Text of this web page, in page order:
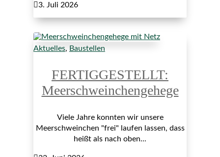
3. Juli 2026
Aktuelles, Baustellen
FERTIGGESTELLT:
Meerschweinchengehege
Viele Jahre konnten wir unsere
Meerschweinchen "frei" laufen lassen, dass
heißt als nach oben...